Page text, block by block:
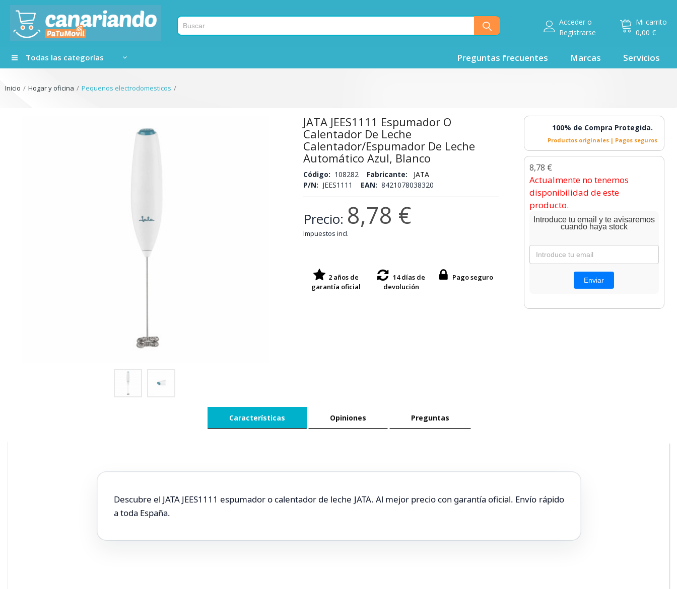
Mi carrito
0,00 €
Accedero
Registrarse
Todas las categorías Preguntas frecuentes Marcas Servicios
Inicio Hogar y oficina Pequenos electrodomesticos
JATA JEES1111 Espumador O
Calentador De Leche
Calentador/espumador De Leche
Automático Azul, Blanco
Código: 108282 Fabricante:
JATA
P/N: JEES1111 EAN: 8421078038320
Precio: 8,78 €
Impuestos incl.
2 años de
garantía oficial
14 días de
devolución
Pago seguro
100% de Compra Protegida.
Productos originales | Pagos seguros
8,78 €
Actualmente no tenemos
disponibilidad de este
producto.
Introduce tu email y te avisaremos
cuando haya stock
Características Opiniones Preguntas
Descubre el JATA JEES1111 espumador o calentador de leche JATA. Al mejor precio con garantía oficial. Envío rápido
a toda España.